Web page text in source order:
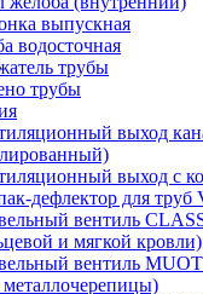
выпускная
водосточная
трубы
трубы
выход
выход с
дефлектор для труб
вентиль
и мягкой кровли)
вентиль
металлочерепицы)